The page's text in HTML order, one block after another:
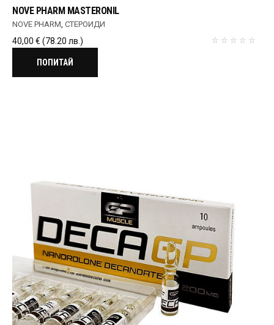
NOVE PHARM MASTERONIL
NOVE PHARM,СТЕРОИДИ
40,00 € (78.20 лв.)
ПОПИТАЙ